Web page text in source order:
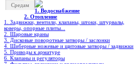
Средам
1. Водоснабжение
2. Отопление
1. Задвижки, вентили, клапаны, штоки, штурвалы,
коверы, опорные плиты...
2. Шаровые краны
3. Дисковые поворотные затворы / заслонки
4. Шиберные ножевые и щитовые затворы / задвижки
5. Приводы к арматуре
6. Клапаны и регуляторы